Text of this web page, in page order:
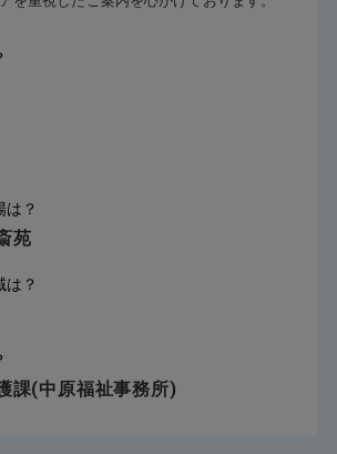
？
苑
は？
課(中原福祉事務所)